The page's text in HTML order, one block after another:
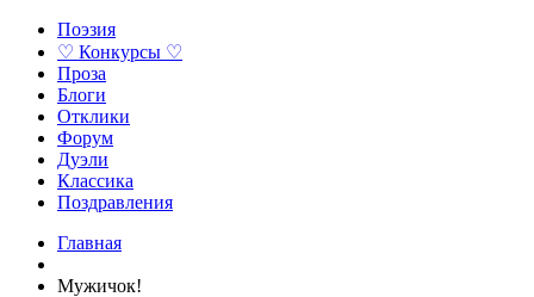
Поэзия
♡ Конкурсы ♡
Проза
Блоги
Отклики
Форум
Дуэли
Классика
Поздравления
Главная
Мужичок!